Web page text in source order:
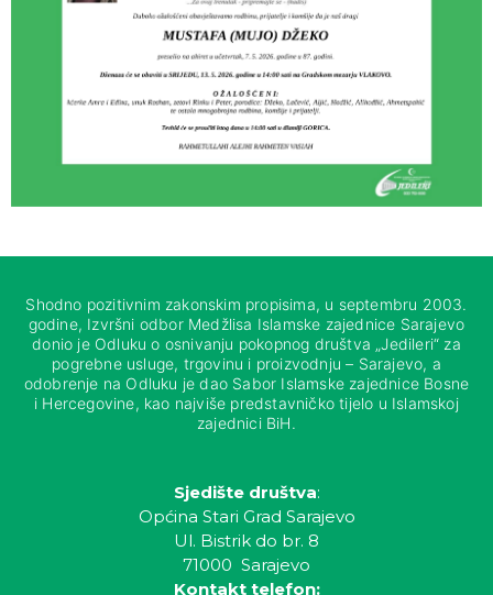
Shodno pozitivnim zakonskim propisima, u septembru 2003.
godine, Izvršni odbor Medžlisa Islamske zajednice Sarajevo
donio je Odluku o osnivanju pokopnog društva „Jedileri“ za
pogrebne usluge, trgovinu i proizvodnju – Sarajevo, a
odobrenje na Odluku je dao Sabor Islamske zajednice Bosne
i Hercegovine, kao najviše predstavničko tijelo u Islamskoj
zajednici BiH.
Sjedište društva:
Općina Stari Grad Sarajevo
Ul. Bistrik do br. 8
71000 Sarajevo
Kontakt telefon: